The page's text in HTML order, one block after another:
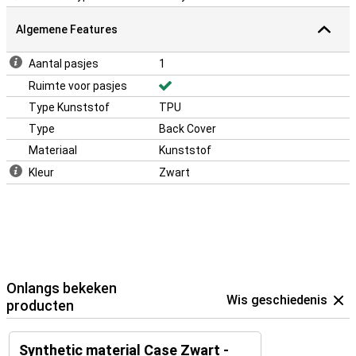
Algemene Features
Aantal pasjes
1
Ruimte voor pasjes
Type Kunststof
TPU
Type
Back Cover
Materiaal
Kunststof
Kleur
Zwart
Onlangs bekeken
producten
Wis geschiedenis
Synthetic material Case Zwart -